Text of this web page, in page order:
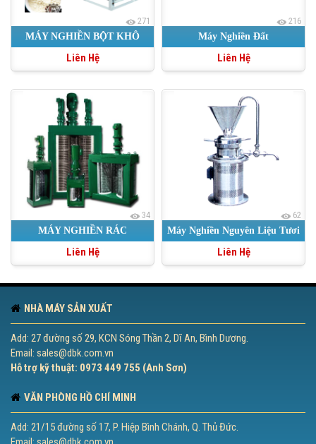
271
MÁY NGHIỀN BỘT KHÔ
Liên Hệ
216
Máy Nghiền Đất
Liên Hệ
34
MÁY NGHIỀN RÁC
Liên Hệ
62
Máy Nghiền Nguyên Liệu Tươi
Ớt, Tỏi, Cà Chua, Đậu Xanh
Liên Hệ
NHÀ MÁY SẢN XUẤT
Add: 27 đường số 29, KCN Sóng Thần 2, Dĩ An, Bình Dương.
Email: sales@dbk.com.vn
Hỗ trợ kỹ thuật: 0973 449 755 (Anh Sơn)
VĂN PHÒNG HỒ CHÍ MINH
Add: 21/15 đường số 17, P. Hiệp Bình Chánh, Q. Thủ Đức.